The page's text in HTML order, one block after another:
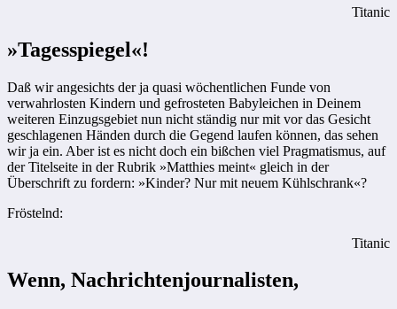
Titanic
»Tagesspiegel«!
Daß wir angesichts der ja quasi wöchentlichen Funde von
verwahrlosten Kindern und gefrosteten Baby­leichen in Deinem
weiteren Einzugsgebiet nun nicht ständig nur mit vor das Gesicht
geschlagenen Händen durch die Gegend laufen können, das sehen
wir ja ein. Aber ist ­es nicht doch ein bißchen viel Pragmatismus, auf
der Titelseite in der Rubrik »Matthies meint« gleich in der
Überschrift zu fordern: »Kinder? Nur mit neuem Kühlschrank«?
Fröstelnd:
Titanic
Wenn, Nachrichtenjournalisten,